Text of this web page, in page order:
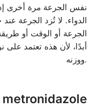
الدواء. لا تُزد الجرعة
الجرعة أو الوقت أو
أبدًا، لأن هذه تعتمد
ووزنه.